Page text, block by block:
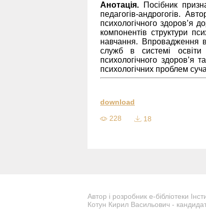
Анотація.
Посібник
педагогів-андрогогів.
психологічного здоров’я
компонентів структури
навчання. Впровадження
служб в системі освіти
психологічного здоров’я
психологічних проблем
download
228
18
Автор і розробник е-бібліотеки
Котун Кирил Васильович -